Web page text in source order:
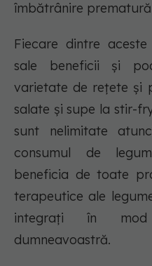
îmbătrânire
Fiecare dintre
sale beneficii și
varietate de rețete și
salate și supe la stir-
sunt nelimitate
consumul de
beneficia de toate
terapeutice ale
integrați în
dumneavoastră.